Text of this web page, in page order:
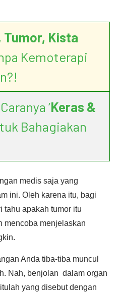
Tumor, Kista
Kemoterapi
‘Keras &
Bahagiakan
medis saja yang
ini. Oleh karena itu, bagi
tahu apakah tumor itu
mencoba menjelaskan
Anda tiba-tiba muncul
Nah, benjolan dalam organ
yang disebut dengan